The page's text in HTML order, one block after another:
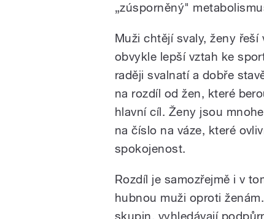
„zúsporněný"
Muži chtějí svaly, ženy řeší
obvykle lepší vztah ke
raději svalnatí a dobře
na rozdíl od žen, které
hlavní cíl. Ženy jsou
na číslo na váze, které
spokojenost.
Rozdíl je samozřejmě i v
hubnou muži oproti
skupin, vyhledávají